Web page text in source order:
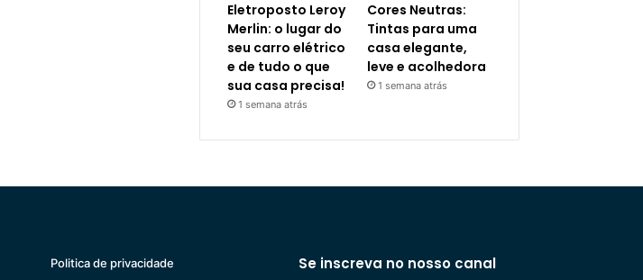
Eletroposto Leroy
Merlin: o lugar do
seu carro elétrico
e de tudo o que
sua casa precisa!
1 semana atrás
Cores Neutras:
Tintas para uma
casa elegante,
leve e acolhedora
1 semana atrás
Politica de privacidade Se inscreva no nosso canal